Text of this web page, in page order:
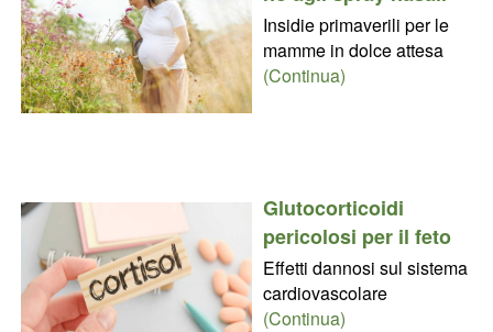
Insidie primaverili per le
mamme in dolce attesa
(Continua)
Glutocorticoidi
pericolosi per il feto
Effetti dannosi sul sistema
cardiovascolare
(Continua)